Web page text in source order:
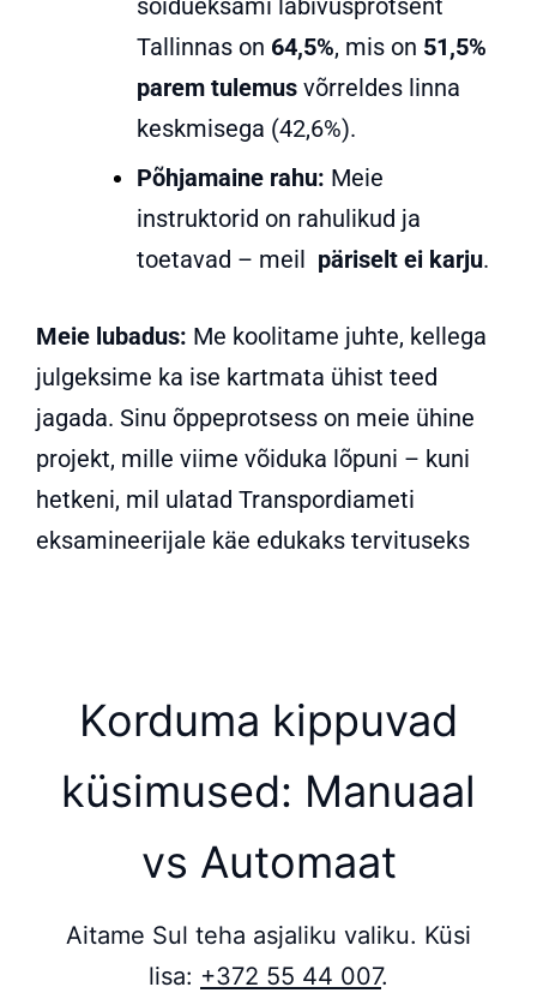
sõidueksami läbivusprotsent
Tallinnas on 64,5%, mis on 51,5%
parem tulemus võrreldes linna
keskmisega (42,6%).
Põhjamaine rahu: Meie
instruktorid on rahulikud ja
toetavad – meil päriselt ei karju.
Meie lubadus: Me koolitame juhte, kellega
julgeksime ka ise kartmata ühist teed
jagada. Sinu õppeprotsess on meie ühine
projekt, mille viime võiduka lõpuni – kuni
hetkeni, mil ulatad Transpordiameti
eksamineerijale käe edukaks tervituseks
Korduma kippuvad
küsimused: Manuaal
vs Automaat
Aitame Sul teha asjaliku valiku. Küsi
lisa: +372 55 44 007.